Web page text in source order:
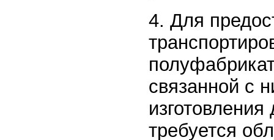
4. Для
связанной с
требуется